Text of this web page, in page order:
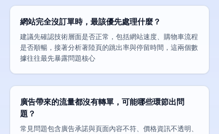
網站完全沒訂單時，最該優先處理什麼？
建議先確認技術層面是否正常，包括網站速度、購物車流程
是否順暢，接著分析著陸頁的跳出率與停留時間，這兩個數
據往往最先暴露問題核心
廣告帶來的流量都沒有轉單，可能哪些環節出問
題？
常見問題包含廣告承諾與頁面內容不符、價格資訊不透明、